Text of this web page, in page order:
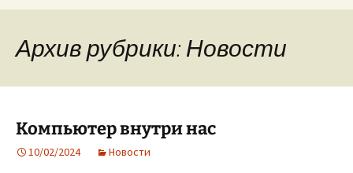
Архив рубрики: Новости
Компьютер внутри нас
10/02/2024 Новости